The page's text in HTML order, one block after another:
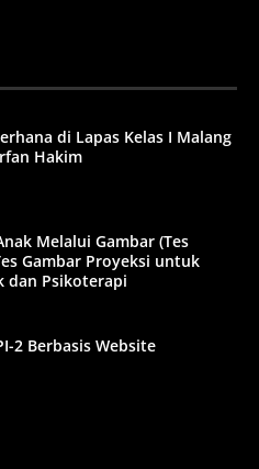
di Lapas Kelas I Malang
Hakim
Melalui Gambar (Tes
Gambar Proyeksi untuk
dan Psikoterapi
2 Berbasis Website